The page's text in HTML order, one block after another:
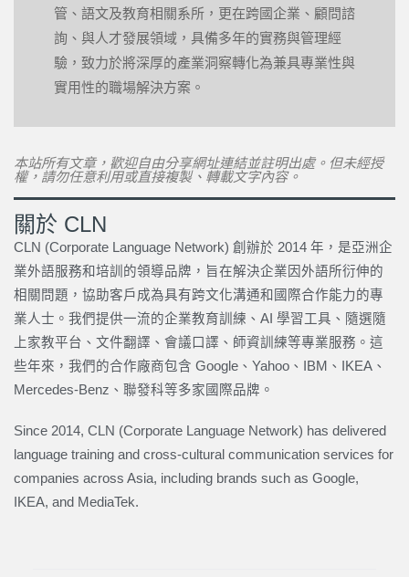
管、語文及教育相關系所，更在跨國企業、顧問諮
詢、與人才發展領域，具備多年的實務與管理經
驗，致力於將深厚的產業洞察轉化為兼具專業性與
實用性的職場解決方案。
本站所有文章，歡迎自由分享網址連結並註明出處。但未經授
權，請勿任意利用或直接複製、轉載文字內容。
關於 CLN
CLN (Corporate Language Network) 創辦於 2014 年，是亞洲企
業外語服務和培訓的領導品牌，旨在解決企業因外語所衍伸的
相關問題，協助客戶成為具有跨文化溝通和國際合作能力的專
業人士。我們提供一流的企業教育訓練、AI 學習工具、隨選隨
上家教平台、文件翻譯、會議口譯、師資訓練等專業服務。這
些年來，我們的合作廠商包含 Google、Yahoo、IBM、IKEA、
Mercedes-Benz、聯發科等多家國際品牌。
Since 2014, CLN (Corporate Language Network) has delivered
language training and cross-cultural communication services for
companies across Asia, including brands such as Google,
IKEA, and MediaTek.